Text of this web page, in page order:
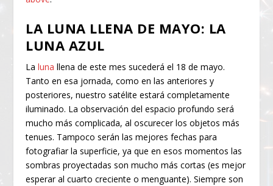
LA LUNA LLENA DE MAYO: LA
LUNA AZUL
Laluna llena de este mes sucederá el 18 de mayo.
Tanto en esa jornada, como en las anteriores y
posteriores, nuestro satélite estará completamente
iluminado. La observación del espacio profundo será
mucho más complicada, al oscurecer los objetos más
tenues. Tampoco serán las mejores fechas para
fotografiar la superficie, ya que en esos momentos las
sombras proyectadas son mucho más cortas (es mejor
esperar al cuarto creciente o menguante). Siempre son